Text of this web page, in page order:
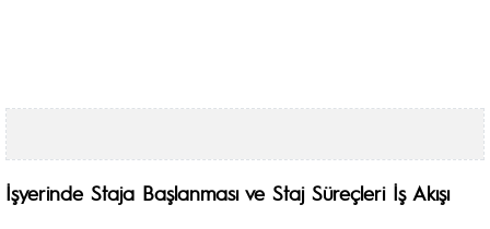
İşyerinde Staja Başlanması ve Staj Süreçleri İş Akışı